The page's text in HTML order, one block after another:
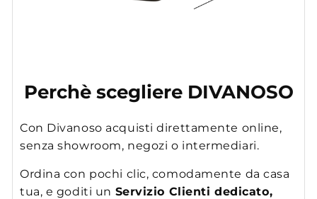
Perchè scegliere DIVANOSO
Con Divanoso acquisti direttamente online,
senza showroom, negozi o intermediari.
Ordina con pochi clic, comodamente da casa
tua, e goditi un Servizio Clienti dedicato,